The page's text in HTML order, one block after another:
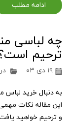
ادامه مطلب
چه لباسی
ترحیم
۱۹ دی ۰۳
به دنبال خرید
این مقاله نکات
و ترحیم خواهید